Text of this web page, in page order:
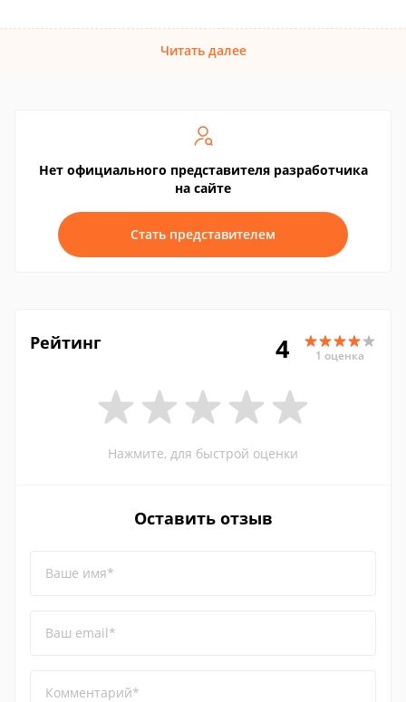
Читать далее
Нет официального представителя разработчика
на сайте
Стать представителем
Рейтинг 4 1 оценка
Нажмите, для быстрой оценки
Оставить отзыв
Ваше имя*
Ваш email*
Комментарий*